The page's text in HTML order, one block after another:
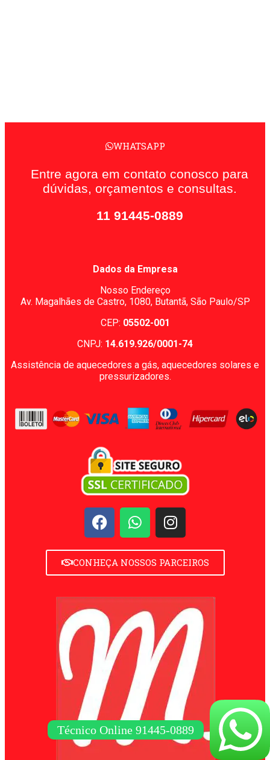
WHATSAPP
Entre agora em contato conosco para
dúvidas, orçamentos e consultas.
11 91445-0889
Dados da Empresa
Nosso Endereço
Av. Magalhães de Castro, 1080, Butantã, São Paulo/SP
CEP: 05502-001
CNPJ: 14.619.926/0001-74
Assistência de aquecedores a gás, aquecedores solares e
pressurizadores.
CONHEÇA NOSSOS PARCEIROS
Técnico Online 91445-0889